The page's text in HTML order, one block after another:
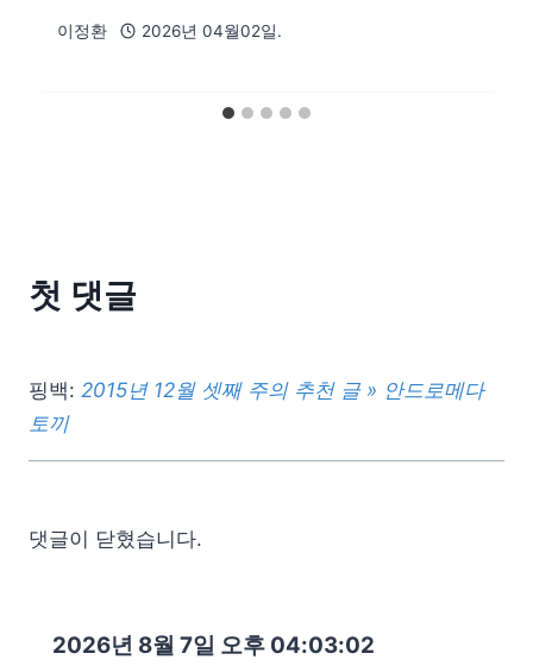
이정환 2026년 04월02일.
첫 댓글
핑백: 2015년 12월 셋째 주의 추천 글 » 안드로메다
토끼
댓글이 닫혔습니다.
2026년 8월 7일 오후 04:03:03